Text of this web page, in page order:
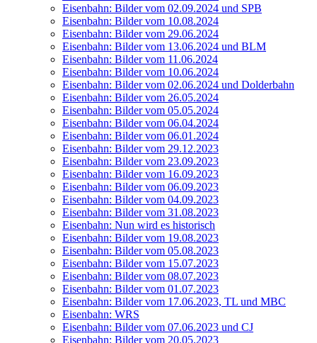
Eisen­bahn: Bil­der vom 02.09.2024 und SPB
Eisen­bahn: Bil­der vom 10.08.2024
Eisen­bahn: Bil­der vom 29.06.2024
Eisen­bahn: Bil­der vom 13.06.2024 und BLM
Eisen­bahn: Bil­der vom 11.06.2024
Eisen­bahn: Bil­der vom 10.06.2024
Eisen­bahn: Bil­der vom 02.06.2024 und Dolderbahn
Eisen­bahn: Bil­der vom 26.05.2024
Eisen­bahn: Bil­der vom 05.05.2024
Eisen­bahn: Bil­der vom 06.04.2024
Eisen­bahn: Bil­der vom 06.01.2024
Eisen­bahn: Bil­der vom 29.12.2023
Eisen­bahn: Bil­der vom 23.09.2023
Eisen­bahn: Bil­der vom 16.09.2023
Eisen­bahn: Bil­der vom 06.09.2023
Eisen­bahn: Bil­der vom 04.09.2023
Eisen­bahn: Bil­der vom 31.08.2023
Eisen­bahn: Nun wird es historisch
Eisen­bahn: Bil­der vom 19.08.2023
Eisen­bahn: Bil­der vom 05.08.2023
Eisen­bahn: Bil­der vom 15.07.2023
Eisen­bahn: Bil­der vom 08.07.2023
Eisen­bahn: Bil­der vom 01.07.2023
Eisen­bahn: Bil­der vom 17.06.2023, TL und MBC
Eisen­bahn: WRS
Eisen­bahn: Bil­der vom 07.06.2023 und CJ
Eisen­bahn: Bil­der vom 20.05.2023